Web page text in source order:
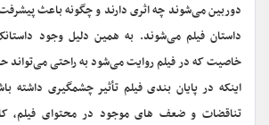
دوربین می‌شوند چه اثری دارند و چگونه باعث
داستان فیلم می‌شوند. به همین دلیل وجود
خاصیت که در فیلم روایت می‌شود به راحتی می‌تواند
اینکه در پایان بندی فیلم تأثیر چشمگیری داشته
تناقضات و ضعف های موجود در محتوای فیلم،